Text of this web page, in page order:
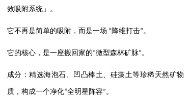
效吸附系统」。
它不再是简单的吸附，而是一场 “降维打击”。
它的核心，是一座搬回家的“微型森林矿脉”。
成分：精选海泡石、凹凸棒土、硅藻土等珍稀天然矿物
质，构成一个净化“全明星阵容”。